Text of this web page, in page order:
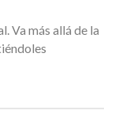
Va más allá de la